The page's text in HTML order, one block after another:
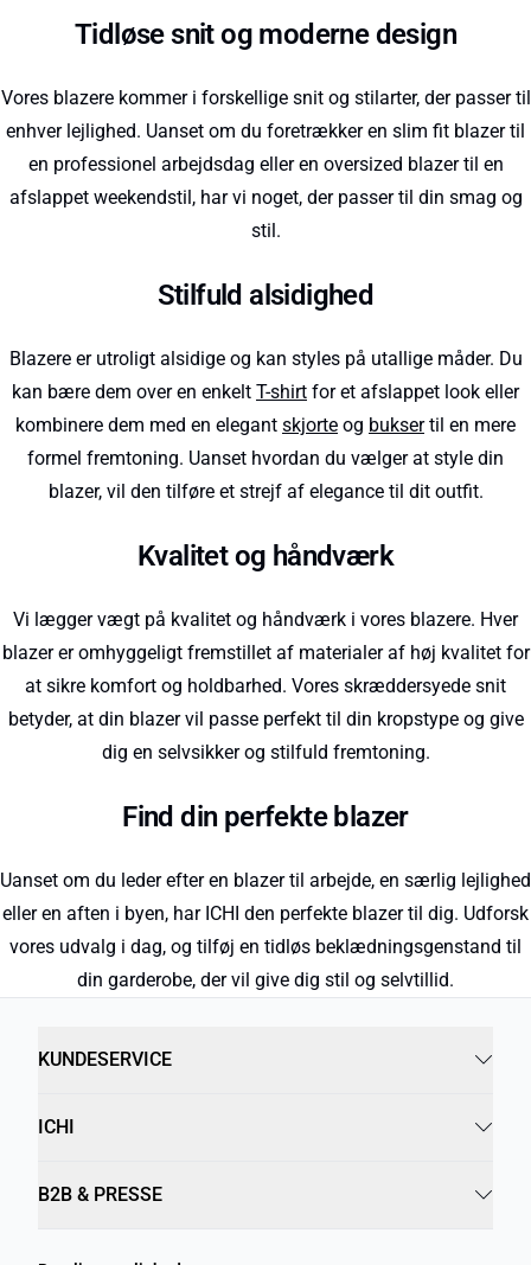
Tidløse snit og moderne design
Vores blazere kommer i forskellige snit og stilarter, der passer til
enhver lejlighed. Uanset om du foretrækker en slim fit blazer til
en professionel arbejdsdag eller en oversized blazer til en
afslappet weekendstil, har vi noget, der passer til din smag og
stil.
Stilfuld alsidighed
Blazere er utroligt alsidige og kan styles på utallige måder. Du
kan bære dem over en enkelt T-shirt for et afslappet look eller
kombinere dem med en elegant skjorte og buksertil en mere
formel fremtoning. Uanset hvordan du vælger at style din
blazer, vil den tilføre et strejf af elegance til dit outfit.
Kvalitet og håndværk
Vi lægger vægt på kvalitet og håndværk i vores blazere. Hver
blazer er omhyggeligt fremstillet af materialer af høj kvalitet for
at sikre komfort og holdbarhed. Vores skræddersyede snit
betyder, at din blazer vil passe perfekt til din kropstype og give
dig en selvsikker og stilfuld fremtoning.
Find din perfekte blazer
Uanset om du leder efter en blazer til arbejde, en særlig lejlighed
eller en aften i byen, har ICHI den perfekte blazer til dig. Udforsk
vores udvalg i dag, og tilføj en tidløs beklædningsgenstand til
din garderobe, der vil give dig stil og selvtillid.
KUNDESERVICE
ICHI
B2B & PRESSE